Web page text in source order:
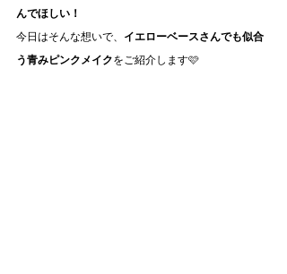
んでほしい！
今日はそんな想いで、 イエローベースさんでも似合
う青みピンクメイクをご紹介します🩷